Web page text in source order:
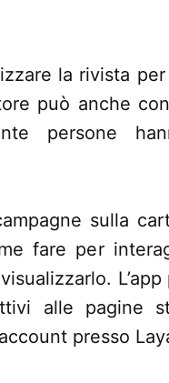
la rivista
può anche
persone
sulla
fare per
alle pagine
presso